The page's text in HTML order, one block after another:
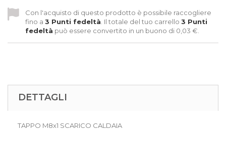
Con l'acquisto di questo prodotto è possibile raccogliere
fino a 3 Punti fedeltà . Il totale del tuo carrello 3 Punti
fedeltà può essere convertito in un buono di 0,03 €
DETTAGLI
TAPPO M8x1 SCARICO CALDAIA